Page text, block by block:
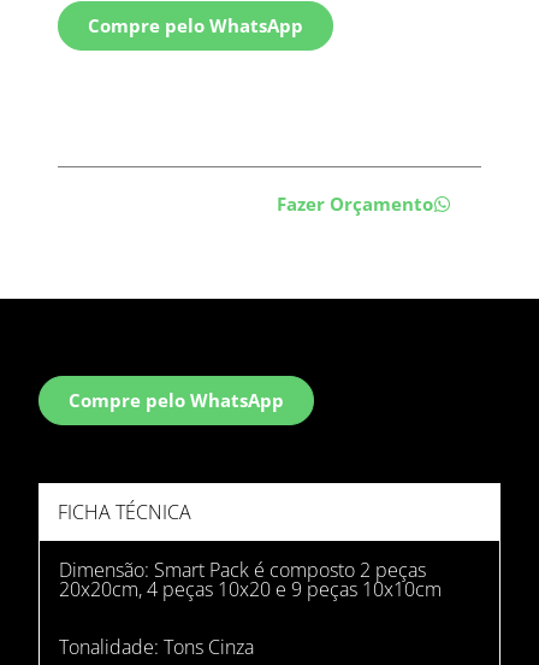
Compre pelo WhatsApp
Fazer Orçamento
Compre pelo WhatsApp
FICHA TÉCNICA
Dimensão: Smart Pack é composto 2 peças
20x20cm, 4 peças 10x20 e 9 peças 10x10cm
Tonalidade: Tons Cinza